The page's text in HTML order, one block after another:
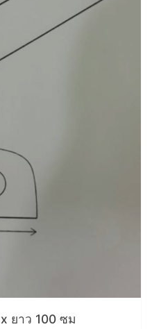
ยาว 100 ซม